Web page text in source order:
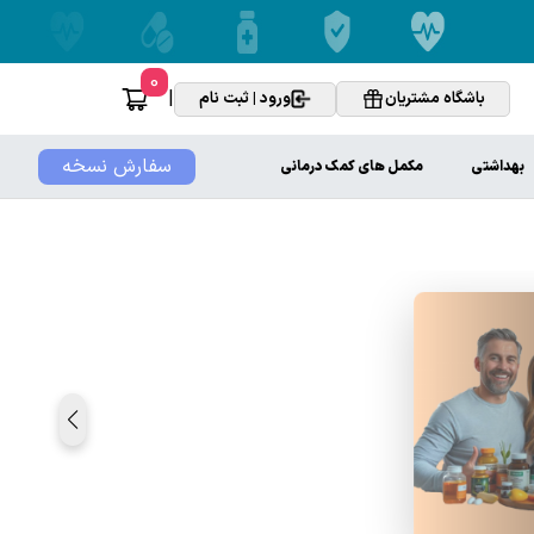
باشگاه مشتریان ورود | ثبت نام |
0
سفارش نسخه بهداشتی مکمل های کمک درمانی